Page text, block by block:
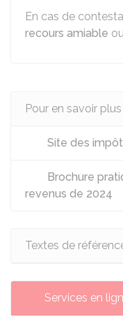
En cas de
recours amiable
Pour en savoir plus
Site des
Brochure
revenus de 2024
Textes de
Services en